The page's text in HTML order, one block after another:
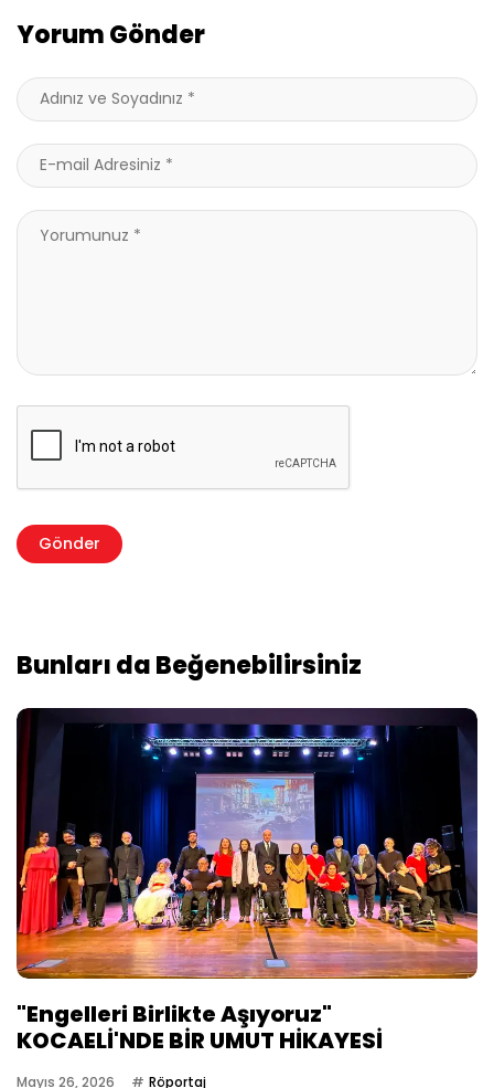
Yorum Gönder
Bunları da Beğenebilirsiniz
"Engelleri Birlikte Aşıyoruz"
KOCAELİ'NDE BİR UMUT HİKAYESİ
Mayıs 26, 2026 Röportaj